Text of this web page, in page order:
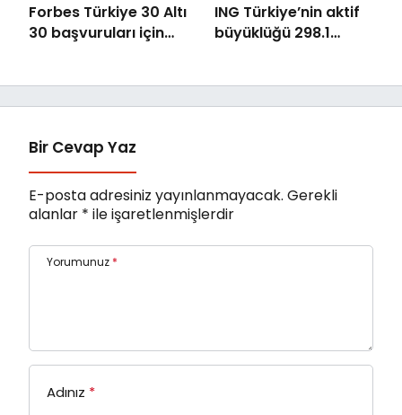
Forbes Türkiye 30 Altı
30 başvuruları için
ING Türkiye’nin aktif
büyüklüğü 298.1
Bir Cevap Yaz
E-posta adresiniz yayınlanmayacak. Gerekli
alanlar * ile işaretlenmişlerdir
Yorumunuz *
Adınız *